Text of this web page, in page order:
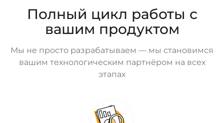
Полный цикл работы с
вашим продуктом
Мы не просто разрабатываем — мы становимся
вашим технологическим партнёром на всех
этапах